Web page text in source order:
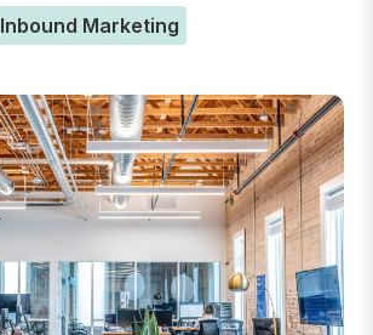
Inbound Marketing